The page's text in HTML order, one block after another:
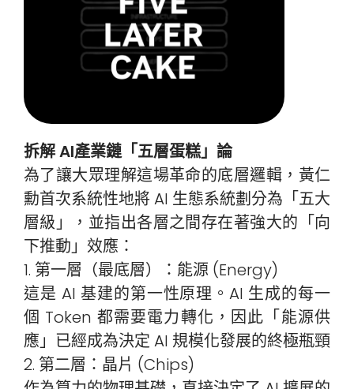
拆解 AI產業鏈「五層蛋糕」論
為了讓大眾理解這場革命的底層邏輯，黃仁
勳首次系統性地將 AI 生態系統劃分為「五大
層級」，並指出各層之間存在著強大的「向
下推動」效應：
1. 第一層（最底層）：能源 (Energy)
這是 AI 基建的第一性原理。AI 生成的每一
個 Token 都需要電力轉化，因此「能源供
應」已經成為決定 AI 規模化發展的終極瓶頸
2. 第二層：晶片 (Chips)